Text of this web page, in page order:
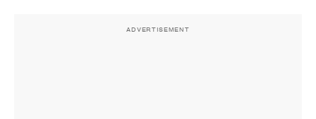
ADVERTISEMENT